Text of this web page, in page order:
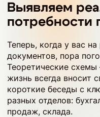
Выявляем
потребности
Теперь, когда у вас
документов, пора
Теоретические
жизнь всегда вносит
короткие беседы с
разных отделов:
продаж, склада.